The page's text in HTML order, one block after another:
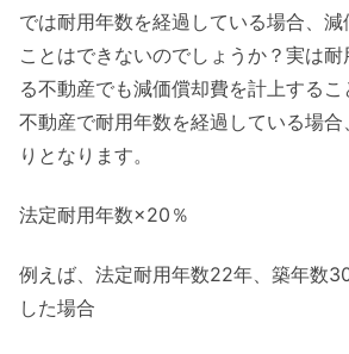
では耐用年数を経過している場合、
ことはできないのでしょうか？実は
る不動産でも減価償却費を計上する
不動産で耐用年数を経過している場
りとなります。
法定耐用年数×20％
例えば、法定耐用年数22年、築年数
した場合